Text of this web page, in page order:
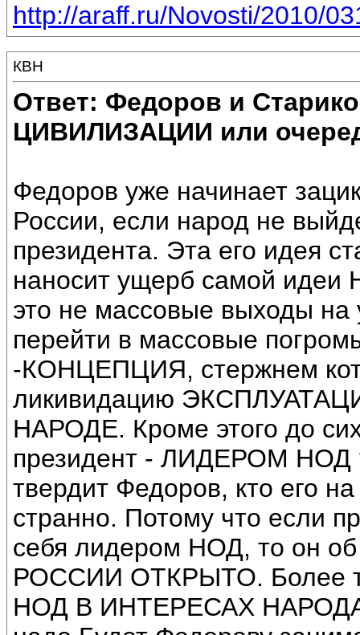
http://araff.ru/Novosti/2010/
КВН
Ответ: Федоров и
ЦИВИЛИЗАЦИИ или
Федоров уже начинает
России, если народ не
президента. Эта его идея
наносит ущерб самой
это не массовые выходы на
перейти в массовые
-КОНЦЕПЦИЯ, стержнем
ликивидацию
НАРОДЕ. Кроме этого до
президент - ЛИДЕРОМ НОД
твердит Федоров, кто его
странно. Потому что если
себя лидером НОД, то он
РОССИИ ОТКРЫТО. Более
НОД В ИНТЕРЕСАХ